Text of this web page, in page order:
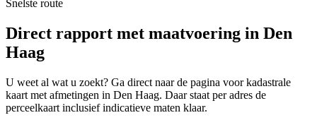
Snelste route
Direct rapport met maatvoering in Den
Haag
U weet al wat u zoekt? Ga direct naar de pagina voor kadastrale
kaart met afmetingen in Den Haag. Daar staat per adres de
perceelkaart inclusief indicatieve maten klaar.